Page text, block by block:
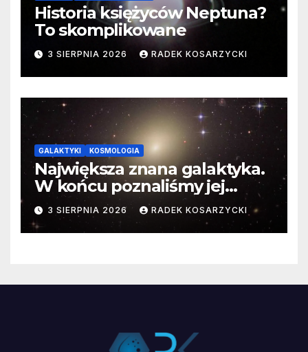
Historia księżyców Neptuna?
To skomplikowane
3 SIERPNIA 2026 RADEK KOSARZYCKI
GALAKTYKI KOSMOLOGIA
Największa znana galaktyka.
W końcu poznaliśmy jej
faktyczne wymiary
3 SIERPNIA 2026 RADEK KOSARZYCKI